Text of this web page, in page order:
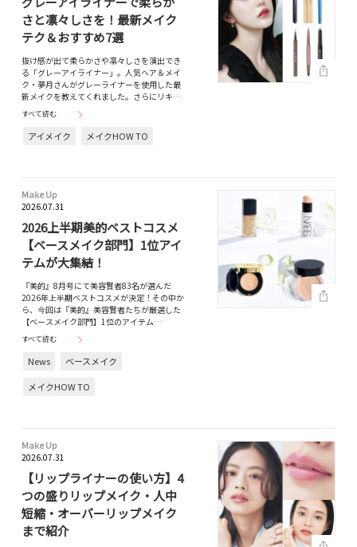
さと凛々しさを！最新メイク
テク＆おすすめ7選
抜け感が出て柔らかさや凛々しさを演出でき
る「グレーアイライナー」。人気ヘア＆メイ
ク・夢月さんがグレーライナーを使用した最
新メイクを教えてくれました。さらにリキ…
すべて読む
アイメイク メイクHOW TO
Make Up
2026.07.31
2026上半期美的ベストコスメ
【ベースメイク部門】1位アイ
テムが大集結！
『美的』8月号にて美容賢者83名が選んだ
2026年上半期ベストコスメが決定！その中か
ら、今回は『美的』美容賢者たちが厳選した
【ベースメイク部門】1位のアイテム…
すべて読む
News
ベースメイク
メイクHOW TO
Make Up
2026.07.31
【リップライナーの使い方】4
つの盛りリップメイク・人中
短縮・オーバーリップメイク
まで紹介